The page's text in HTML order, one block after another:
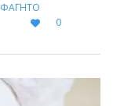
ΦΑΓΗΤΌ

LOVE
IT
0